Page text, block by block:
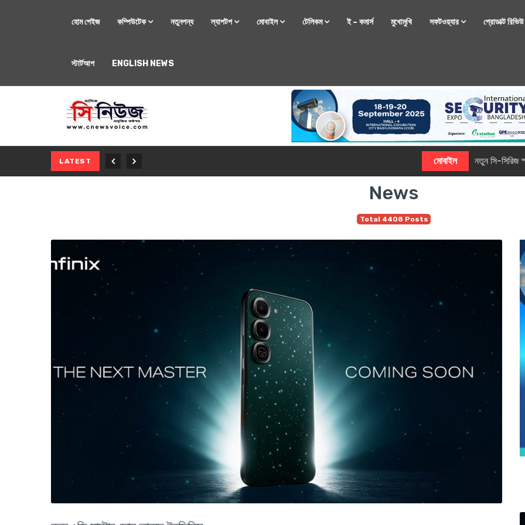
হোম পেইজ কম্পিউটেক নতুনপন্য ল্যাপটপ মোবাইল টেলিকম ই – কমার্স মুখোমুখি সফটওয়্যার প্রোডাক্ট রিভিউ
স্টার্টআপ ENGLISH NEWS
LATEST
News
Total 4408 Posts